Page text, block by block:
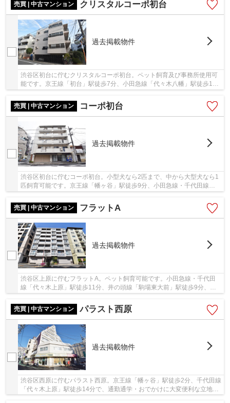
売買 | 中古マンション クリスタルコーポ初台
過去掲載物件
渋谷区初台に佇むクリスタルコーポ初台。ペット飼育及び事務所使用可
能です。京王線「初台」駅徒歩7分、小田急線「代々木八幡」駅徒歩11
売買 | 中古マンション
コーポ初台
過去掲載物件
渋谷区初台に佇むコーポ初台。小型犬なら2匹まで、中から大型犬なら1
匹飼育可能です。京王線「幡ヶ谷」駅徒歩9分、小田急線・千代田線
売買 | 中古マンション
フラットA
過去掲載物件
渋谷区上原に佇むフラットA。ペット飼育可能です。小田急線・千代田
線「代々木上原」駅徒歩11分、井の頭線「駒場東大前」駅徒歩9分、小
田急線「東北沢」駅徒歩10分。山手線「新宿」駅...
売買 | 中古マンション
パラスト西原
過去掲載物件
渋谷区西原に佇むパラスト西原。京王線「幡ヶ谷」駅徒歩2分、千代田線
「代々木上原」駅徒歩14分で、通勤通学・おでかけに大変便利な立地が